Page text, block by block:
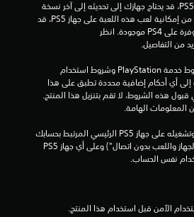
م
المعلومات الهامة.
نفس الحساب.